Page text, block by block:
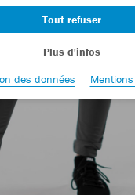
Tout refuser
Plus d'infos
des données